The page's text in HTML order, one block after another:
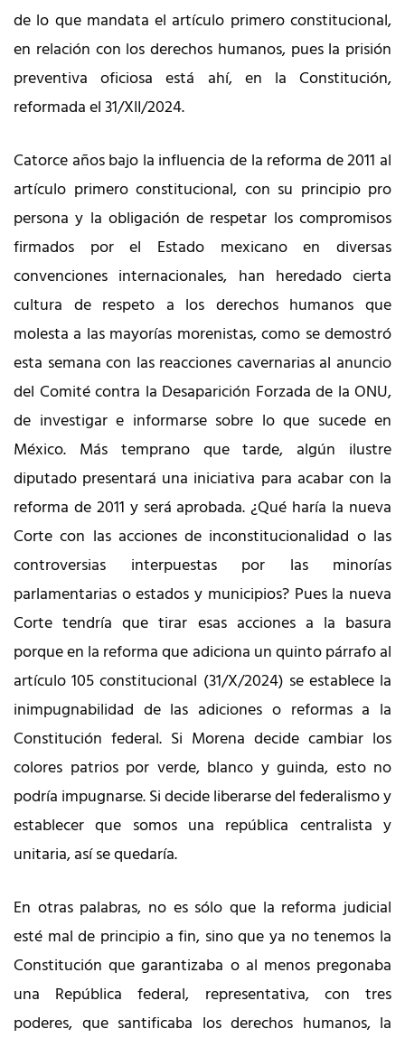
de lo que mandata el artículo primero constitucional,
en relación con los derechos humanos, pues la prisión
preventiva oficiosa está ahí, en la Constitución,
reformada el 31/XII/2024.
Catorce años bajo la influencia de la reforma de 2011 al
artículo primero constitucional, con su principio pro
persona y la obligación de respetar los compromisos
firmados por el Estado mexicano en diversas
convenciones internacionales, han heredado cierta
cultura de respeto a los derechos humanos que
molesta a las mayorías morenistas, como se demostró
esta semana con las reacciones cavernarias al anuncio
del Comité contra la Desaparición Forzada de la ONU,
de investigar e informarse sobre lo que sucede en
México. Más temprano que tarde, algún ilustre
diputado presentará una iniciativa para acabar con la
reforma de 2011 y será aprobada. ¿Qué haría la nueva
Corte con las acciones de inconstitucionalidad o las
controversias interpuestas por las minorías
parlamentarias o estados y municipios? Pues la nueva
Corte tendría que tirar esas acciones a la basura
porque en la reforma que adiciona un quinto párrafo al
artículo 105 constitucional (31/X/2024) se establece la
inimpugnabilidad de las adiciones o reformas a la
Constitución federal. Si Morena decide cambiar los
colores patrios por verde, blanco y guinda, esto no
podría impugnarse. Si decide liberarse del federalismo y
establecer que somos una república centralista y
unitaria, así se quedaría.
En otras palabras, no es sólo que la reforma judicial
esté mal de principio a fin, sino que ya no tenemos la
Constitución que garantizaba o al menos pregonaba
una República federal, representativa, con tres
poderes, que santificaba los derechos humanos, la